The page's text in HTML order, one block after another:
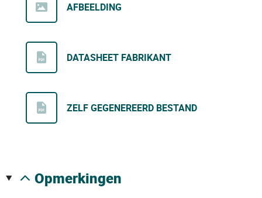
AFBEELDING
DATASHEET FABRIKANT
ZELF GEGENEREERD BESTAND
opmerkingen